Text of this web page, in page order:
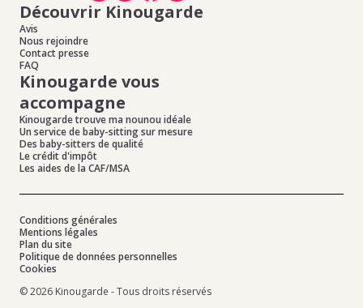
Découvrir Kinougarde
Avis
Nous rejoindre
Contact presse
FAQ
Kinougarde vous
accompagne
Kinougarde trouve ma nounou idéale
Un service de baby-sitting sur mesure
Des baby-sitters de qualité
Le crédit d'impôt
Les aides de la CAF/MSA
Conditions générales
Mentions légales
Plan du site
Politique de données personnelles
Cookies
© 2026 Kinougarde - Tous droits réservés